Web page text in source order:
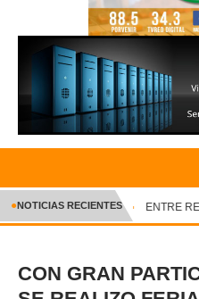
INICIO
CRÓNICA
DEPORTES
●NOTICIAS RECIENTES ENTRE
CON GRAN